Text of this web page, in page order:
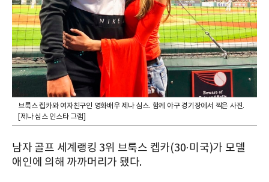
브룩스 켑카와 여자친구인 영화배우 제나 심스. 함께 야구 경기장에서 찍은 사진.
[제나 심스 인스타 그램]
남자 골프 세계랭킹 3위 브룩스 켑카(30·미국)가 모델
애인에 의해 까까머리가 됐다.